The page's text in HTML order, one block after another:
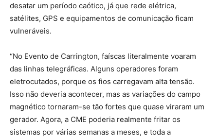
desatar um período caótico, já que rede elétrica,
satélites, GPS e equipamentos de comunicação ficam
vulneráveis.
“No Evento de Carrington, faíscas literalmente voaram
das linhas telegráficas. Alguns operadores foram
eletrocutados, porque os fios carregavam alta tensão.
Isso não deveria acontecer, mas as variações do campo
magnético tornaram-se tão fortes que quase viraram um
gerador. Agora, a CME poderia realmente fritar os
sistemas por várias semanas a meses, e toda a